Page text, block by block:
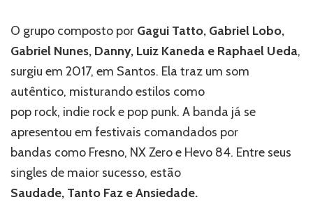
O grupo composto por Gagui Tatto, Gabriel Lobo,
Gabriel Nunes, Danny, Luiz Kaneda e Raphael Ueda,
surgiu em 2017, em Santos. Ela traz um som
autêntico, misturando estilos como
pop rock, indie rock e pop punk. A banda já se
apresentou em festivais comandados por
bandas como Fresno, NX Zero e Hevo 84. Entre seus
singles de maior sucesso, estão
Saudade, Tanto Faz e Ansiedade.